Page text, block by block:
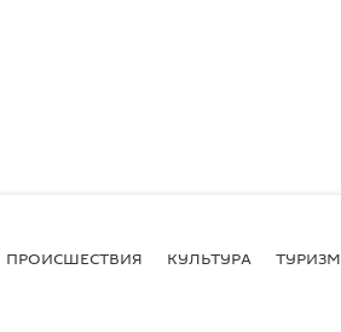
ПРОИСШЕСТВИЯ КУЛЬТУРА ТУРИЗМ